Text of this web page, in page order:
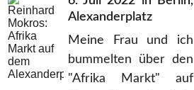
Alexanderplatz
Meine Frau und ich
bummelten über den
"Afrika Markt" auf